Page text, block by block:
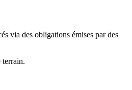
via des obligations émises par des
terrain.